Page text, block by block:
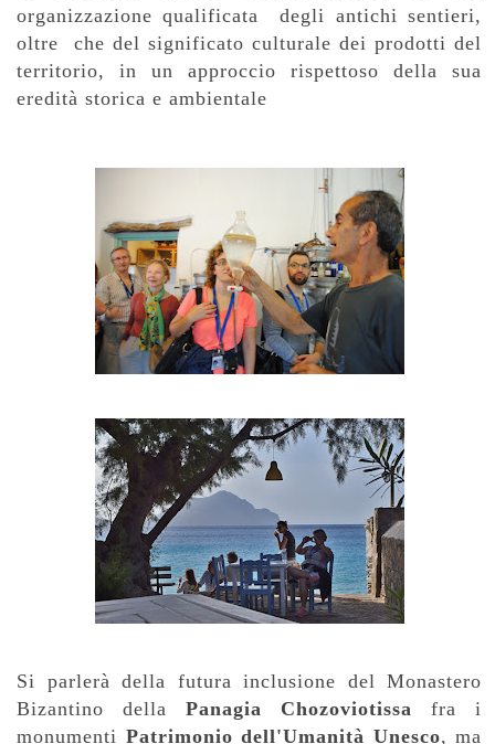
organizzazione qualificata degli antichi sentieri,
oltre che del significato culturale dei prodotti del
territorio, in un approccio rispettoso della sua
eredità storica e ambientale
Si parlerà della futura inclusione del Monastero
Bizantino della Panagia Chozoviotissa fra i
monumenti Patrimonio dell'Umanità Unesco, ma